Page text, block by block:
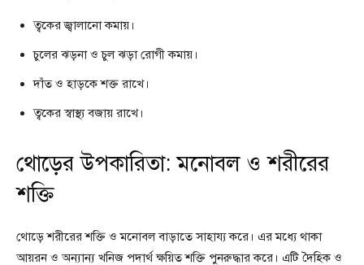
ত্বকের জ্বালানো কমায়।
চুলের ঝড়না ও চুল ঝড়া রোগী কমায়।
দাঁত ও হাড়কে শক্ত রাখে।
ত্বকের স্বাস্থ্য বজায় রাখে।
থোড়ের উপকারিতা: মনোবল ও শরীরের
শক্তি
থোড়ে শরীরের শক্তি ও মনোবল বাড়াতে সাহায্য করে। এর মধ্যে থাকা
আয়রন ও অন্যান্য খনিজ পদার্থ ক্ষয়িত শক্তি পুনরুদ্ধার করে। এটি দৈহিক ও